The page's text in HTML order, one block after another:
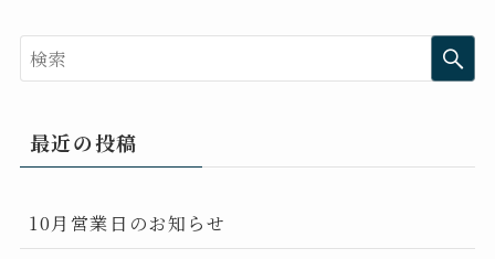
最近の投稿
10月営業日のお知らせ